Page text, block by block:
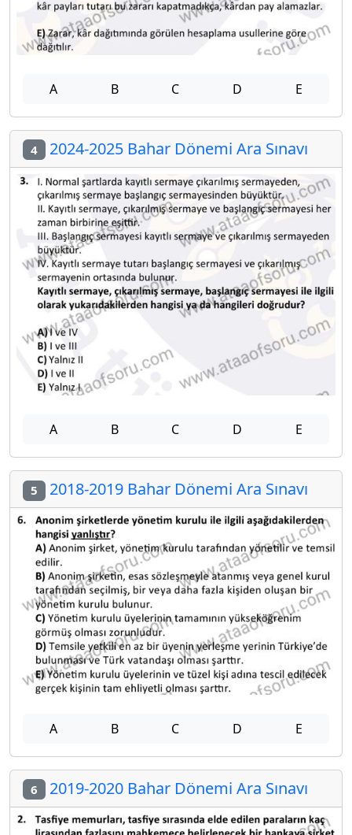
A B C D E
4 2024-2025 Bahar Dönemi Ara Sınavı
A B C D E
5 2018-2019 Bahar Dönemi Ara Sınavı
A B C D E
6 2019-2020 Bahar Dönemi Ara Sınavı